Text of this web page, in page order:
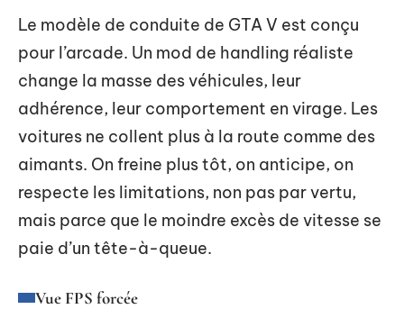
Le modèle de conduite de GTA V est conçu
pour l’arcade. Un mod de handling réaliste
change la masse des véhicules, leur
adhérence, leur comportement en virage. Les
voitures ne collent plus à la route comme des
aimants. On freine plus tôt, on anticipe, on
respecte les limitations, non pas par vertu,
mais parce que le moindre excès de vitesse se
paie d’un tête-à-queue.
Vue FPS forcée